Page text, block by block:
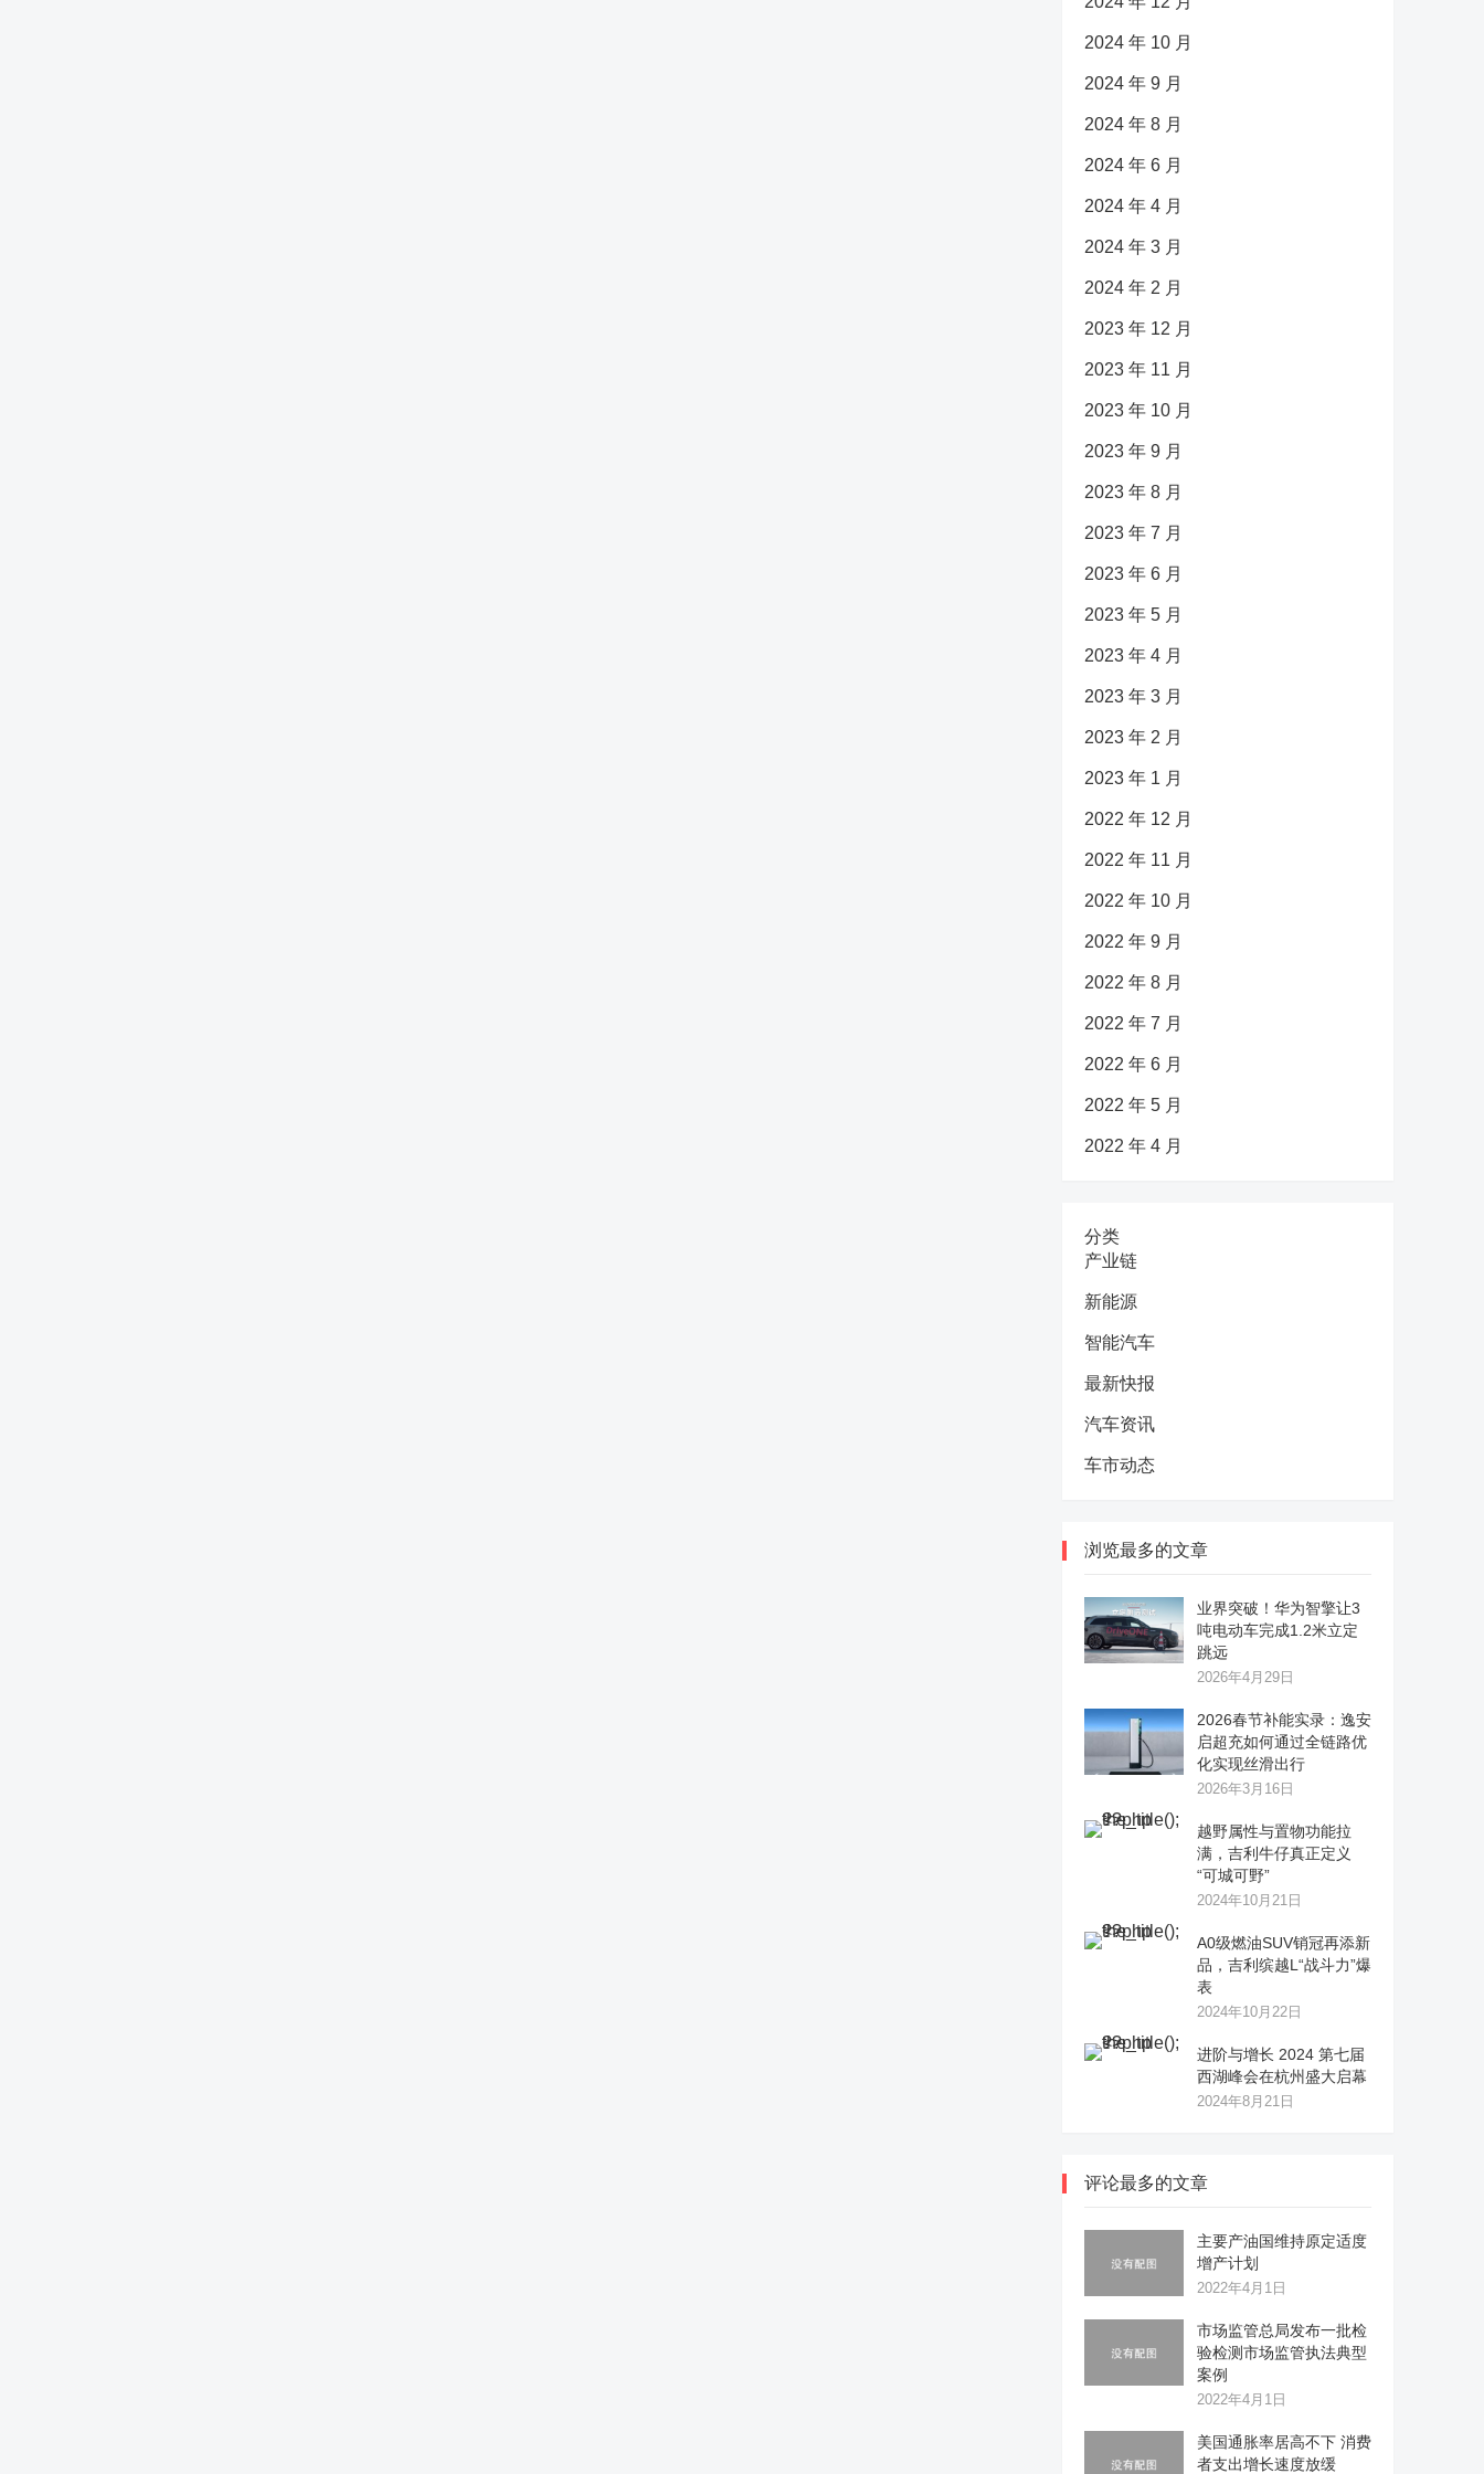
2024 年 10 月
2024 年 9 月
2024 年 8 月
2024 年 6 月
2024 年 4 月
2024 年 3 月
2024 年 2 月
2023 年 12 月
2023 年 11 月
2023 年 10 月
2023 年 9 月
2023 年 8 月
2023 年 7 月
2023 年 6 月
2023 年 5 月
2023 年 4 月
2023 年 3 月
2023 年 2 月
2023 年 1 月
2022 年 12 月
2022 年 11 月
2022 年 10 月
2022 年 9 月
2022 年 8 月
2022 年 7 月
2022 年 6 月
2022 年 5 月
2022 年 4 月
分类
产业链
新能源
智能汽车
最新快报
汽车资讯
车市动态
浏览最多的文章
业界突破！华为智擎让3
吨电动车完成1.2米立定
跳远
2026年4月29日
2026春节补能实录：逸安
启超充如何通过全链路优
化实现丝滑出行
2026年3月16日
越野属性与置物功能拉
满，吉利牛仔真正定义
“可城可野”
2024年10月21日
A0级燃油SUV销冠再添新
品，吉利缤越L“战斗力”爆
表
2024年10月22日
进阶与增长 2024 第七届
西湖峰会在杭州盛大启幕
2024年8月21日
评论最多的文章
主要产油国维持原定适度
增产计划
2022年4月1日
市场监管总局发布一批检
验检测市场监管执法典型
案例
2022年4月1日
美国通胀率居高不下 消费
者支出增长速度放缓